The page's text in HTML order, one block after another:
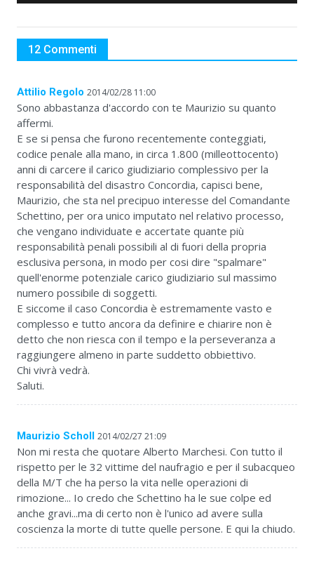
12 Commenti
Attilio Regolo 2014/02/28 11:00
Sono abbastanza d'accordo con te Maurizio su quanto
affermi.
E se si pensa che furono recentemente conteggiati,
codice penale alla mano, in circa 1.800 (milleottocento)
anni di carcere il carico giudiziario complessivo per la
responsabilità del disastro Concordia, capisci bene,
Maurizio, che sta nel precipuo interesse del Comandante
Schettino, per ora unico imputato nel relativo processo,
che vengano individuate e accertate quante più
responsabilità penali possibili al di fuori della propria
esclusiva persona, in modo per cosi dire "spalmare"
quell'enorme potenziale carico giudiziario sul massimo
numero possibile di soggetti.
E siccome il caso Concordia è estremamente vasto e
complesso e tutto ancora da definire e chiarire non è
detto che non riesca con il tempo e la perseveranza a
raggiungere almeno in parte suddetto obbiettivo.
Chi vivrà vedrà.
Saluti.
Maurizio Scholl 2014/02/27 21:09
Non mi resta che quotare Alberto Marchesi. Con tutto il
rispetto per le 32 vittime del naufragio e per il subacqueo
della M/T che ha perso la vita nelle operazioni di
rimozione... Io credo che Schettino ha le sue colpe ed
anche gravi...ma di certo non è l'unico ad avere sulla
coscienza la morte di tutte quelle persone. E qui la chiudo.